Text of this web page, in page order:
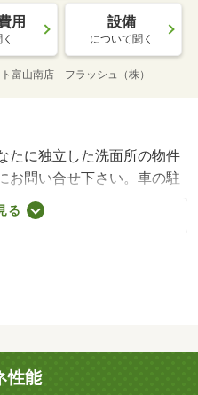
用 設備
について聞く
富山南店 フラッシュ（株）
たに独立した洗面所の物件
お問い合せ下さい。車の駐
クローゼット付きの物件
、駐車場スペースがありの
ているなら、お気軽にご
レ別の物件です。こだわり
当社にお任せしませんか？
る
性能